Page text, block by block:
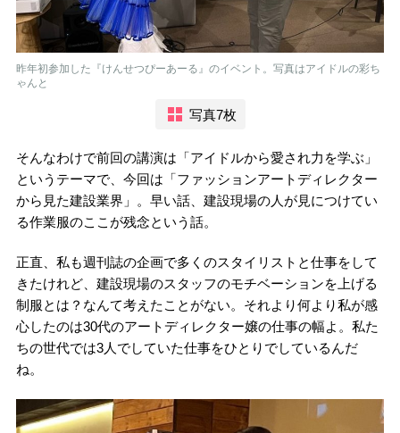
昨年初参加した『けんせつぴーあーる』のイベント。写真はアイドルの彩ち
ゃんと
写真7枚
そんなわけで前回の講演は「アイドルから愛され力を学ぶ」
というテーマで、今回は「ファッションアートディレクター
から見た建設業界」。早い話、建設現場の人が見につけてい
る作業服のここが残念という話。
正直、私も週刊誌の企画で多くのスタイリストと仕事をして
きたけれど、建設現場のスタッフのモチベーションを上げる
制服とは？なんて考えたことがない。それより何より私が感
心したのは30代のアートディレクター嬢の仕事の幅よ。私た
ちの世代では3人でしていた仕事をひとりでしているんだ
ね。